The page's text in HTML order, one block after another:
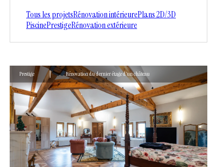
Tous les projetsRénovation intérieurePlans 2D/3D
PiscinePrestigeRénovation extérieure
Prestige Rénovation du dernier étage d’un château